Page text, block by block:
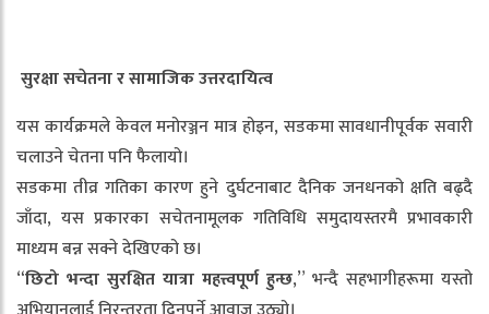
सुरक्षासचेतनारसामाजिकउत्तरदायित्व
यस कार्यक्रमले केवल मनोरञ्जन मात्र होइन, सडकमा सावधानीपूर्वक सवारी
चलाउने चेतना पनि फैलायो।
सडकमा तीव्र गतिका कारण हुने दुर्घटनाबाट दैनिक जनधनको क्षति बढ्दै
जाँदा, यस प्रकारका सचेतनामूलक गतिविधि समुदायस्तरमै प्रभावकारी
माध्यम बन्न सक्ने देखिएको छ।
“छिटो भन्दा सुरक्षित यात्रा महत्त्वपूर्ण हुन्छ,” भन्दै सहभागीहरूमा यस्तो